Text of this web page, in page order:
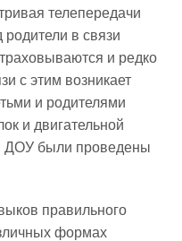
телепередачи
в связи
и редко
с этим возникает
и родителями
и двигательной
ДОУ были проведены
правильного
формах